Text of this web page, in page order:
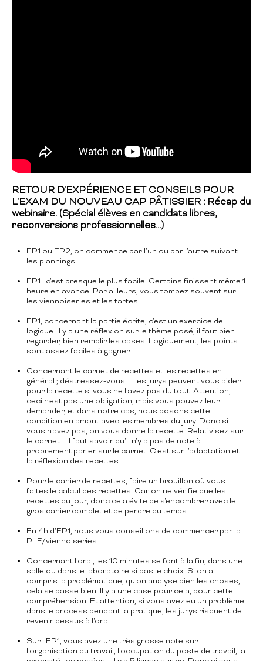
RETOUR D'EXPÉRIENCE ET CONSEILS POUR
L'EXAM DU NOUVEAU CAP PÂTISSIER : Récap du
webinaire. (Spécial élèves en candidats libres,
reconversions professionnelles...)
EP1 ou EP2, on commence par l'un ou par l'autre suivant
les plannings.
EP1 : c'est presque le plus facile. Certains finissent même 1
heure en avance. Par ailleurs, vous tombez souvent sur
les viennoiseries et les tartes.
EP1, concernant la partie écrite, c'est un exercice de
logique. Il y a une réflexion sur le thème posé, il faut bien
regarder, bien remplir les cases. Logiquement, les points
sont assez faciles à gagner.
Concernant le carnet de recettes et les recettes en
général ; déstressez-vous... Les jurys peuvent vous aider
pour la recette si vous ne l'avez pas du tout. Attention,
ceci n'est pas une obligation, mais vous pouvez leur
demander, et dans notre cas, nous posons cette
condition en amont avec les membres du jury. Donc si
vous n'avez pas, on vous donne la recette. Relativisez sur
le carnet... Il faut savoir qu'il n'y a pas de note à
proprement parler sur le carnet. C'est sur l'adaptation et
la réflexion des recettes.
Pour le cahier de recettes, faire un brouillon où vous
faites le calcul des recettes. Car on ne vérifie que les
recettes du jour, donc cela évite de s'encombrer avec le
gros cahier complet et de perdre du temps.
En 4h d'EP1, nous vous conseillons de commencer par la
PLF/viennoiseries.
Concernant l'oral, les 10 minutes se font à la fin, dans une
salle ou dans le laboratoire si pas le choix. Si on a
compris la problématique, qu'on analyse bien les choses,
cela se passe bien. Il y a une case pour cela, pour cette
compréhension. Et attention, si vous avez eu un problème
dans le process pendant la pratique, les jurys risquent de
revenir dessus à l'oral.
Sur l'EP1, vous avez une très grosse note sur
l'organisation du travail, l'occupation du poste de travail, la